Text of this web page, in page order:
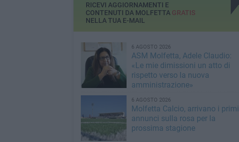
RICEVI AGGIORNAMENTI E
CONTENUTI DA MOLFETTA GRATIS
NELLA TUA E-MAIL
6 AGOSTO 2026
ASM Molfetta, Adele Claudio:
«Le mie dimissioni un atto di
rispetto verso la nuova
amministrazione»
6 AGOSTO 2026
Molfetta Calcio, arrivano i primi
annunci sulla rosa per la
prossima stagione